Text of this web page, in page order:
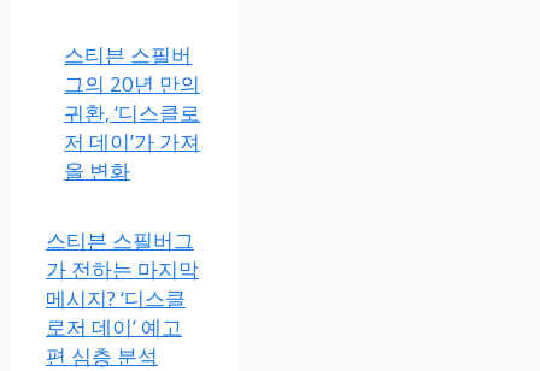
스티븐 스필버
그의 20년 만의
귀환, ‘디스클로
저 데이’가 가져
올 변화
스티븐 스필버그
가 전하는 마지막
메시지? ‘디스클
로저 데이’ 예고
편 심층 분석